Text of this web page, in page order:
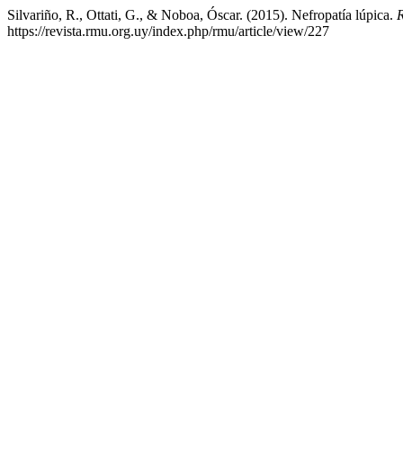
Silvariño, R., Ottati, G., & Noboa, Óscar. (2015). Nefropatía lúpica.
https://revista.rmu.org.uy/index.php/rmu/article/view/227